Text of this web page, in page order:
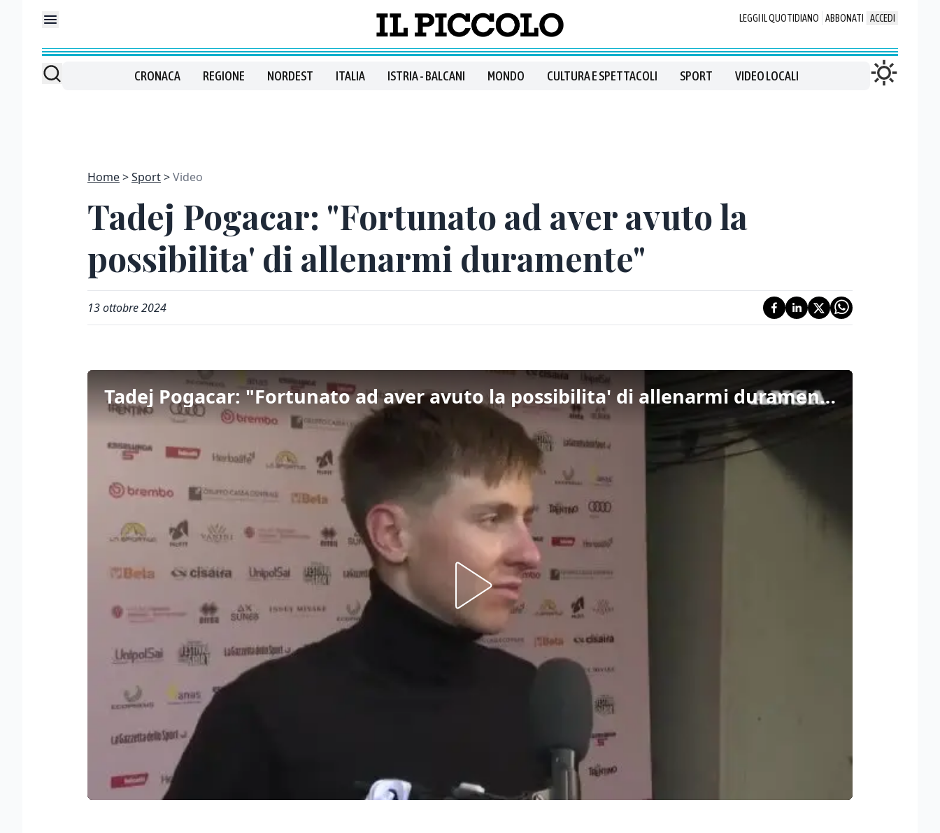
LEGGI IL QUOTIDIANO ABBONATI ACCEDI
CRONACA REGIONE NORDEST ITALIA ISTRIA - BALCANI MONDO CULTURA E SPETTACOLI SPORT VIDEO LOCALI
Home Sport Video
Tadej Pogacar: "Fortunato ad aver avuto la
possibilita' di allenarmi duramente"
13 ottobre 2024
Tadej Pogacar: "Fortunato ad aver avuto la possibilita' di allenarmi duramente"